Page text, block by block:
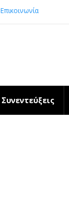
Επικοινωνία
Συνεντεύξεις